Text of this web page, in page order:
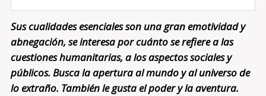
Sus cualidades esenciales son una gran emotividad y
abnegación, se interesa por cuánto se refiere a las
cuestiones humanitarias, a los aspectos sociales y
públicos. Busca la apertura al mundo y al universo de
lo extraño. También le gusta el poder y la aventura.